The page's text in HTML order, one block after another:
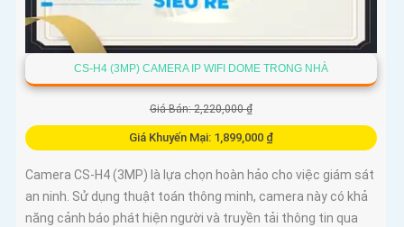
CS-H4 (3MP) CAMERA IP WIFI DOME TRONG NHÀ
Giá Bán: 2,220,000 ₫
Giá Khuyến Mại: 1,899,000 ₫
Camera CS-H4 (3MP) là lựa chọn hoàn hảo cho việc giám sát
an ninh. Sử dụng thuật toán thông minh, camera này có khả
năng cảnh báo phát hiện người và truyền tải thông tin qua